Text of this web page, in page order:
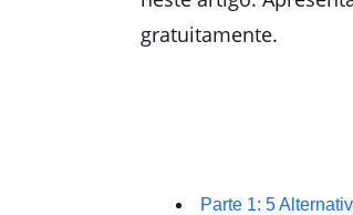
gratuitamente.
Parte 1: 5